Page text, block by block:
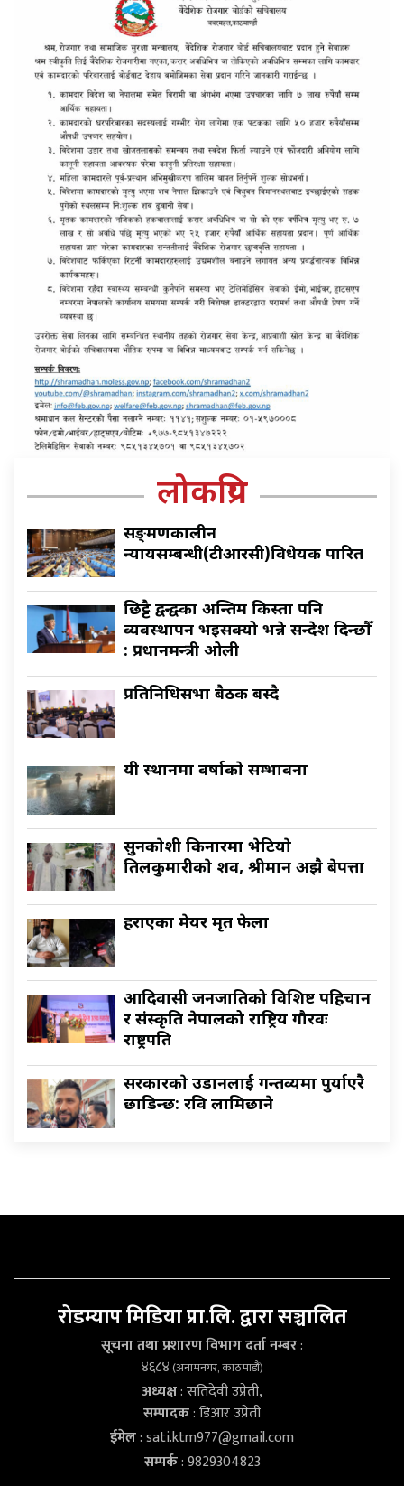
लोकप्रिय
सङ्क्रमणकालीन
न्यायसम्बन्धी(टीआरसी)विधेयक पारित
छिट्टै द्वन्द्वका अन्तिम किस्ता पनि
व्यवस्थापन भइसक्यो भन्ने सन्देश दिन्छौँ
: प्रधानमन्त्री ओली
प्रतिनिधिसभा बैठक बस्दै
यी स्थानमा वर्षाकाे सम्भावना
सुनकाेशी किनारमा भेटियाे
तिलकुमारीकाे शव, श्रीमान अझै बेपत्ता
हराएका मेयर मृत फेला
आदिवासी जनजातिको विशिष्ट पहिचान
र संस्कृति नेपालको राष्ट्रिय गौरवः
राष्ट्रपति
सरकारकाे उडानलाई गन्तव्यमा पुर्याएरै
छाडिन्छ: रवि लामिछाने
रोडम्याप मिडिया प्रा.लि. द्वारा सञ्चालित
सूचना तथा प्रशारण विभाग दर्ता नम्बर:
४६८४(अनामनगर, काठमाडौं)
अध्यक्ष: सतिदेवी उप्रेती,
सम्पादक: डिआर उप्रेती
ईमेल:sati.ktm977@gmail.com
सम्पर्क: 9829304823